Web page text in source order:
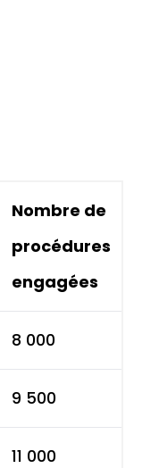
Nombre de
procédures
engagées
8 000
9 500
11 000